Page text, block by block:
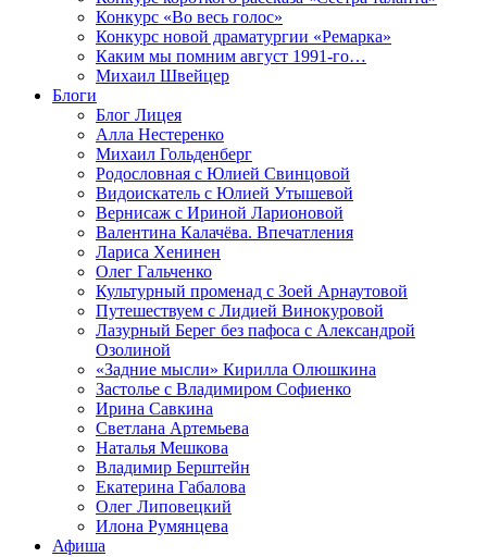
Конкурс «Во весь голос»
Конкурс новой драматургии «Ремарка»
Каким мы помним август 1991-го…
Михаил Швейцер
Блоги
Блог Лицея
Алла Нестеренко
Михаил Гольденберг
Родословная с Юлией Свинцовой
Видоискатель с Юлией Утышевой
Вернисаж с Ириной Ларионовой
Валентина Калачёва. Впечатления
Лариса Хенинен
Олег Гальченко
Культурный променад с Зоей Арнаутовой
Путешествуем с Лидией Винокуровой
Лазурный Берег без пафоса с Александрой
Озолиной
«Задние мысли» Кирилла Олюшкина
Застолье с Владимиром Софиенко
Ирина Савкина
Светлана Артемьева
Наталья Мешкова
Владимир Берштейн
Екатерина Габалова
Олег Липовецкий
Илона Румянцева
Афиша